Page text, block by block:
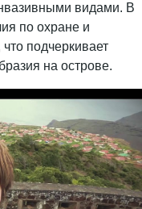
видами. В
по охране и
подчеркивает
на острове.